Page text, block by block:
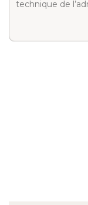
technique de